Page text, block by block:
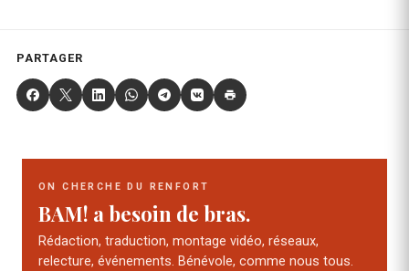
PARTAGER
ON CHERCHE DU RENFORT
BAM! a besoin de bras.
Rédaction, traduction, montage vidéo, réseaux,
relecture, événements. Bénévole, comme nous tous.